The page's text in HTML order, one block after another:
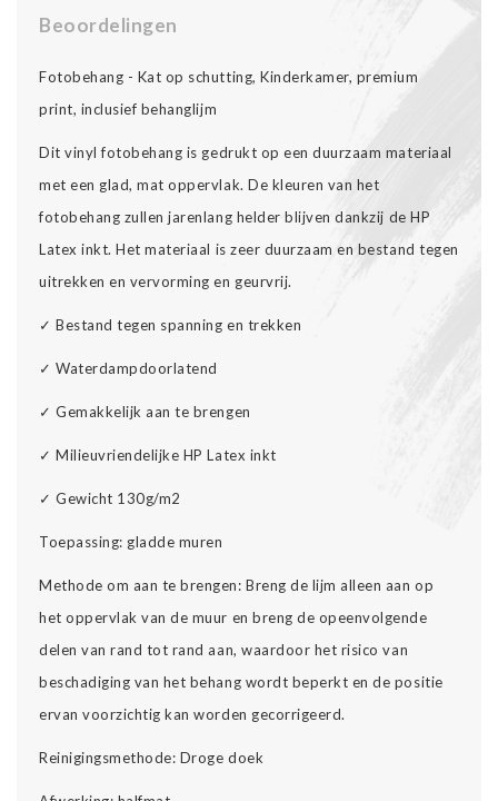
Beoordelingen
Fotobehang - Kat op schutting, Kinderkamer, premium
print, inclusief behanglijm
Dit vinyl fotobehang is gedrukt op een duurzaam materiaal
met een glad, mat oppervlak. De kleuren van het
fotobehang zullen jarenlang helder blijven dankzij de HP
Latex inkt. Het materiaal is zeer duurzaam en bestand tegen
uitrekken en vervorming en geurvrij.
✓ Bestand tegen spanning en trekken
✓ Waterdampdoorlatend
✓ Gemakkelijk aan te brengen
✓ Milieuvriendelijke HP Latex inkt
✓ Gewicht 130g/m2
Toepassing: gladde muren
Methode om aan te brengen: Breng de lijm alleen aan op
het oppervlak van de muur en breng de opeenvolgende
delen van rand tot rand aan, waardoor het risico van
beschadiging van het behang wordt beperkt en de positie
ervan voorzichtig kan worden gecorrigeerd.
Reinigingsmethode: Droge doek